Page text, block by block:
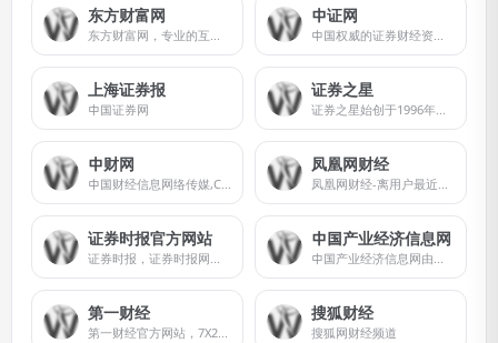
东方财富网
东方财富网，专业的互联网财经媒体，提供7*24小时财经资讯及全球金融市场报价，汇聚全方位的综合财经资讯和金融市场资讯，覆盖股票、财经、证券、金融、美股、港股、行情、基金、债券、期货、外汇、科创板、保险、信托、黄金、理财、商业、银行、博客、股吧、财迷、论坛等财经综合信息
中证网
中国权威的证券财经资讯网站
上海证券报
中国证券网
证券之星
证券之星始创于1996年，是中国最早的证券领域门户网站之一，是国内领先的金融信息服务平台。为投资者提供及时、全面、客观、专业的财经资讯和金融信息服务，包括股票、基金、期货、银行、保险、港股、美股、黄金、地产、债券、理财、商业、ESG等。
中财网
中国财经信息网络传媒,CFi.CN,24小时提供全面及时的财经新闻、股票、新股发行、数据、统计图表,财经分析软件等
凤凰网财经
凤凰网财经-离用户最近的财经媒体
证券时报官方网站
证券时报，证券时报网，由人民日报社主管主办，是证券市场权威信息披露媒体，也是中国资本市场的重要信息披露平台。提供全天候7*24小时财经证券类资讯，内容丰富，包括时报快讯、股市新闻、财经资讯、基金净值、债券、期货、上市公司公告等，为用户提供全方位、最新鲜的财经信息。打造了"信披168"综合服务专区，资本市场投教"星火计划"，是权威、全面的资本市场服务平台
中国产业经济信息网
中国产业经济信息网由中宣部主管的中国报业协会主办,成立于1997年,经国务院新闻办批准,首批获得国家级网络新闻媒体资格,并承担着为中国产业经济发展提供政策分析及资讯传播的责任和使命。
第一财经
第一财经官方网站，7X24小时提供股市行情、经济大势、金融政策、行业动态、专家分析等财经资讯；全网独家直播谈股论金、今日股市、公司与行业、解码财商、头脑风暴等第一财经电视节目。
搜狐财经
搜狐网财经频道